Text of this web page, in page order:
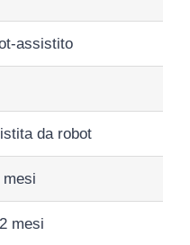
assistito
da robot
mesi